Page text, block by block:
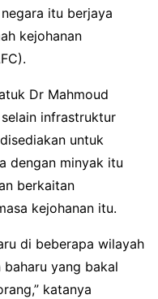
itu berjaya
kejohanan
Dr Mahmoud
infrastruktur
untuk
dengan minyak itu
berkaitan
kejohanan itu.
di beberapa wilayah
yang bakal
katanya